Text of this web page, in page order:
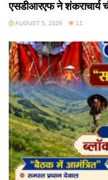
एसडीआरएफ ने शंकराचार्य
AUGUST 5, 2026 11